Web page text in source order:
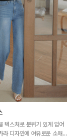
텍스처로 분위기 있게 입어
디자인에 여유로운 소매핏